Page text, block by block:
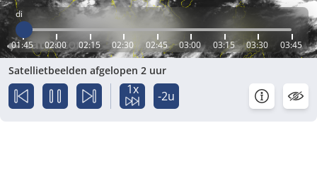
di
01:45 02:00 02:15 02:30 02:45 03:00 03:15 03:30 03:45
Satellietbeelden afgelopen 2 uur
1x -2u